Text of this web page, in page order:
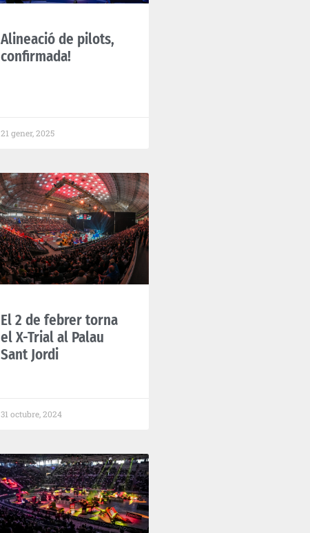
Alineació de pilots,
confirmada!
21 gener, 2025
El 2 de febrer torna
el X-Trial al Palau
Sant Jordi
31 octubre, 2024